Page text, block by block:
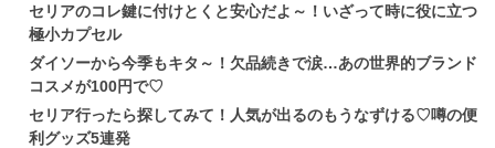
セリアのコレ鍵に付けとくと安心だよ～！いざって時に役に立つ
極小カプセル
ダイソーから今季もキタ～！欠品続きで涙…あの世界的ブランド
コスメが100円で♡
セリア行ったら探してみて！人気が出るのもうなずける♡噂の便
利グッズ5連発